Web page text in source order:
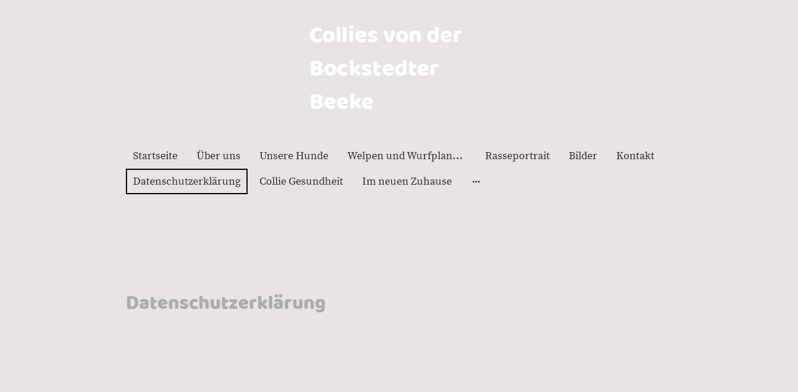
Collies von der
Bockstedter
Beeke
Startseite Über uns Unsere Hunde Welpen und Wurfplanung Rasseportrait Bilder
Kontakt
Datenschutzerklärung
Collie Gesundheit Im neuen Zuhause
Datenschutzerklärung